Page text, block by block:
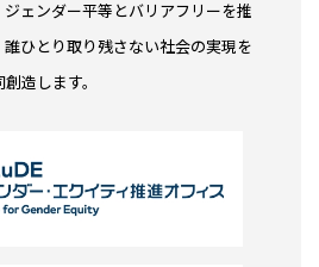
ェンダー平等とバリアフリーを推
ひとり取り残さない社会の実現を
造します。